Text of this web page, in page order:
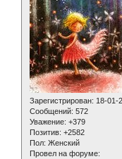
Зарегистрирован: 18-01-
Сообщений: 572
Уважение: +379
Позитив: +2582
Пол: Женский
Провел на форуме: